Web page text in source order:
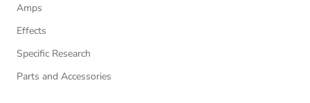
Amps
Effects
Specific Research
Parts and Accessories